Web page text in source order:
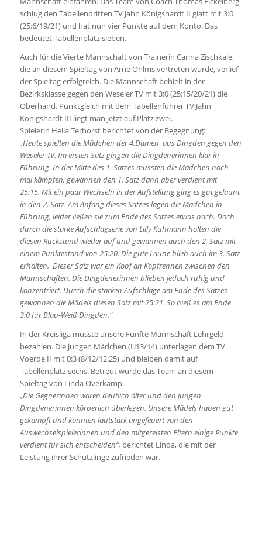
schlug den Tabellendritten TV Jahn Königshardt II glatt mit 3:0
(25:6/19/21) und hat nun vier Punkte auf dem Konto. Das
bedeutet Tabellenplatz sieben.
Auch für die Vierte Mannschaft von Trainerin Carina Zischkale,
die an diesem Spieltag von Arne Ohlms vertreten wurde, verlief
der Spieltag erfolgreich. Die Mannschaft behielt in der
Bezirksklasse gegen den Weseler TV mit 3:0 (25:15/20/21) die
Oberhand. Punktgleich mit dem Tabellenführer TV Jahn
Königshardt III liegt man jetzt auf Platz zwei.
Spielerin Hella Terhorst berichtet von der Begegnung:
„Heute spielten die Mädchen der 4.Damen aus Dingden gegen den
Weseler TV. Im ersten Satz gingen die Dingdenerinnen klar in
Führung. In der Mitte des 1. Satzes mussten die Mädchen noch
mal kämpfen, gewannen den 1. Satz dann aber verdient mit
25:15. Mit ein paar Wechseln in der Aufstellung ging es gut gelaunt
in den 2. Satz. Am Anfang dieses Satzes lagen die Mädchen in
Führung, leider ließen sie zum Ende des Satzes etwas nach. Doch
durch die starke Aufschlagserie von Lilly Kuhmann holten die
diesen Rückstand wieder auf und gewannen auch den 2. Satz mit
einem Punktestand von 25:20. Die gute Laune blieb auch im 3. Satz
erhalten. Dieser Satz war ein Kopf an Kopfrennen zwischen den
Mannschaften. Die Dingdenerinnen blieben jedoch ruhig und
konzentriert. Durch die starken Aufschläge am Ende des Satzes
gewannen die Mädels diesen Satz mit 25:21. So hieß es am Ende
3:0 für Blau-Weiß Dingden.“
In der Kreisliga musste unsere Fünfte Mannschaft Lehrgeld
bezahlen. Die jungen Mädchen (U13/14) unterlagen dem TV
Voerde II mit 0:3 (8/12/12:25) und bleiben damit auf
Tabellenplatz sechs. Betreut wurde das Team an diesem
Spieltag von Linda Overkamp.
„Die Gegnerinnen waren deutlich älter und den jungen
Dingdenerinnen körperlich überlegen. Unsere Mädels haben gut
gekämpft und konnten lautstark angefeuert von den
Auswechselspielerinnen und den mitgereisten Eltern einige Punkte
verdient für sich entscheiden“, berichtet Linda, die mit der
Leistung ihrer Schützlinge zufrieden war.